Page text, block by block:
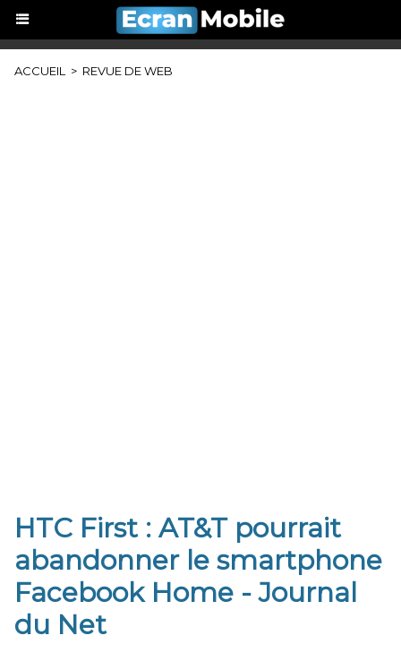
ACCUEIL > REVUE DE WEB
HTC First : AT&T pourrait
abandonner le smartphone
Facebook Home - Journal
du Net